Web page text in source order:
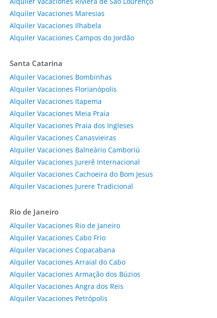
Alquiler Vacaciones Maresias
Alquiler Vacaciones Ilhabela
Alquiler Vacaciones Campos do Jordão
Santa Catarina
Alquiler Vacaciones Bombinhas
Alquiler Vacaciones Florianópolis
Alquiler Vacaciones Itapema
Alquiler Vacaciones Meia Praia
Alquiler Vacaciones Praia dos Ingleses
Alquiler Vacaciones Canasvieiras
Alquiler Vacaciones Balneário Camboriú
Alquiler Vacaciones Jurerê Internacional
Alquiler Vacaciones Cachoeira do Bom Jesus
Alquiler Vacaciones Jurere Tradicional
Rio de Janeiro
Alquiler Vacaciones Rio de Janeiro
Alquiler Vacaciones Cabo Frio
Alquiler Vacaciones Copacabana
Alquiler Vacaciones Arraial do Cabo
Alquiler Vacaciones Armação dos Búzios
Alquiler Vacaciones Angra dos Reis
Alquiler Vacaciones Petrópolis